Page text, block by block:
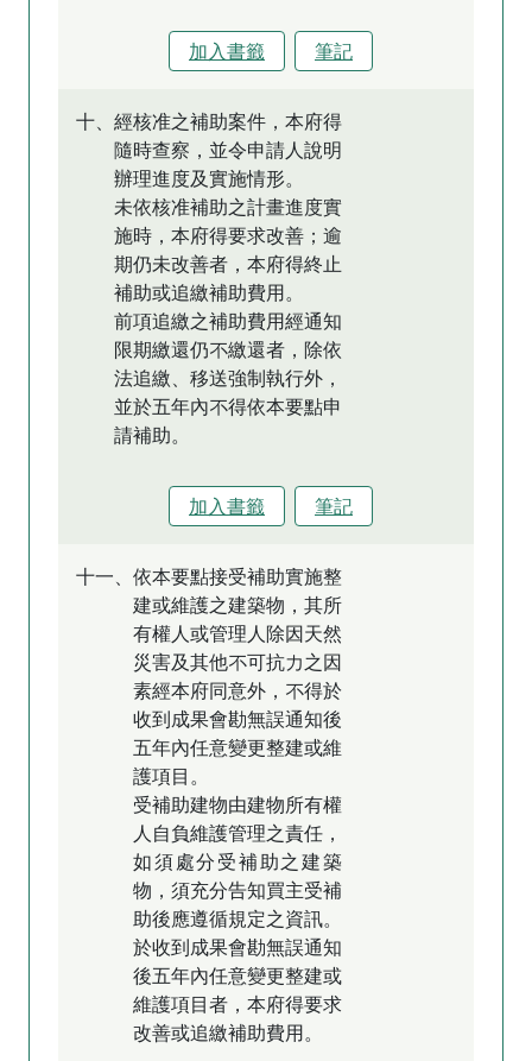
加入書籤 筆記
十、經核准之補助案件，本府得
隨時查察，並令申請人說明
辦理進度及實施情形。
未依核准補助之計畫進度實
施時，本府得要求改善；逾
期仍未改善者，本府得終止
補助或追繳補助費用。
前項追繳之補助費用經通知
限期繳還仍不繳還者，除依
法追繳、移送強制執行外，
並於五年內不得依本要點申
請補助。
加入書籤 筆記
十一、依本要點接受補助實施整
建或維護之建築物，其所
有權人或管理人除因天然
災害及其他不可抗力之因
素經本府同意外，不得於
收到成果會勘無誤通知後
五年內任意變更整建或維
護項目。
受補助建物由建物所有權
人自負維護管理之責任，
如須處分受補助之建築
物，須充分告知買主受補
助後應遵循規定之資訊。
於收到成果會勘無誤通知
後五年內任意變更整建或
維護項目者，本府得要求
改善或追繳補助費用。